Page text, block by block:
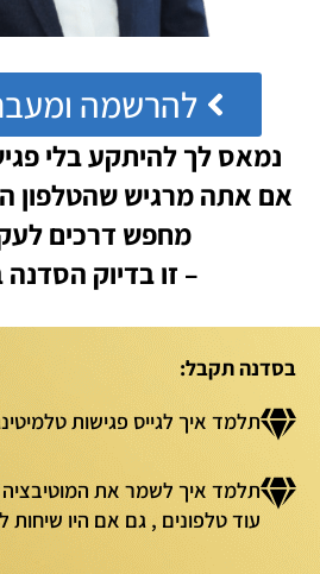
להרשמה
נמאס לך להיתקע בלי
אם אתה מרגיש שהטלפון
מחפש דרכים
– זו בדיוק
בסדנה תקבל:
תלמד איך לגייס פגישות
תלמד איך לשמר את המוטיבציה
עוד טלפונים , גם אם היו שיחות